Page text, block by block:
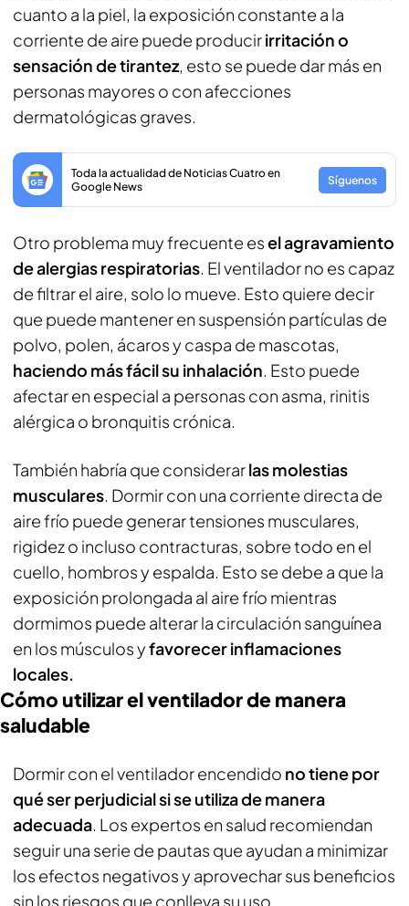
cuanto a la piel, la exposición constante a la
corriente de aire puede producirirritación o
sensación de tirantez, esto se puede dar más en
personas mayores o con afecciones
dermatológicas graves.
Toda la actualidad de Noticias Cuatro en
Google News
Síguenos
Otro problema muy frecuente esel agravamiento
de alergias respiratorias. El ventilador no es capaz
de filtrar el aire, solo lo mueve. Esto quiere decir
que puede mantener en suspensión partículas de
polvo, polen, ácaros y caspa de mascotas,
haciendo más fácil su inhalación. Esto puede
afectar en especial a personas con asma, rinitis
alérgica o bronquitis crónica.
También habría que considerarlas molestias
musculares. Dormir con una corriente directa de
aire frío puede generar tensiones musculares,
rigidez o incluso contracturas, sobre todo en el
cuello, hombros y espalda. Esto se debe a que la
exposición prolongada al aire frío mientras
dormimos puede alterar la circulación sanguínea
en los músculos yfavorecer inflamaciones
locales.
Cómo utilizar el ventilador de manera
saludable
Dormir con el ventilador encendido no tiene por
qué ser perjudicial si se utiliza de manera
adecuada. Los expertos en salud recomiendan
seguir una serie de pautas que ayudan a minimizar
los efectos negativos y aprovechar sus beneficios
sin los riesgos que conlleva su uso.